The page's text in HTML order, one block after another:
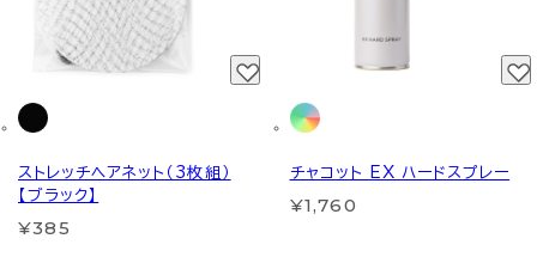
ストレッチヘアネット（3枚組）
【ブラック】
¥385
チャコット EX ハードスプレー
¥1,760